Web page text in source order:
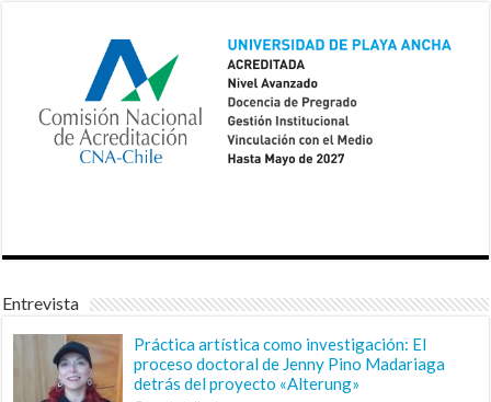
Entrevista
Práctica artística como investigación: El
proceso doctoral de Jenny Pino Madariaga
detrás del proyecto «Alterung»